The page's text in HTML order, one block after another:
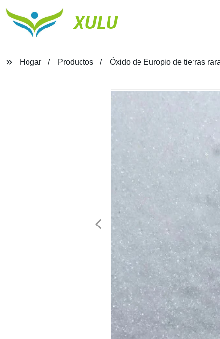
XULU
Hogar Productos Óxido de Europio de tierras